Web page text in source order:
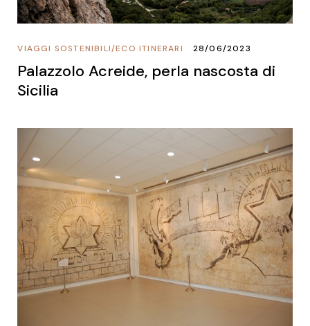
ECO ITINERARI
/
VIAGGI SOSTENIBILI 28/06/2023
Palazzolo Acreide, perla nascosta di
Sicilia